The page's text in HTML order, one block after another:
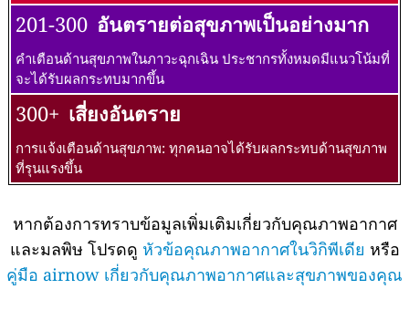
201-300 อันตรายต่อสุขภาพเป็นอย่างมาก
คำเตือนด้านสุขภาพในภาวะฉุกเฉิน ประชากรทั้งหมดมีแนวโน้มที่
จะได้รับผลกระทบมากขึ้น
300+ เสี่ยงอันตราย
การแจ้งเตือนด้านสุขภาพ: ทุกคนอาจได้รับผลกระทบด้านสุขภาพ
ที่รุนแรงขึ้น
หากต้องการทราบข้อมูลเพิ่มเติมเกี่ยวกับคุณภาพอากาศ
และมลพิษ โปรดดู หัวข้อคุณภาพอากาศในวิกิพีเดีย หรือ
คู่มือ airnow เกี่ยวกับคุณภาพอากาศและสุขภาพของคุณ